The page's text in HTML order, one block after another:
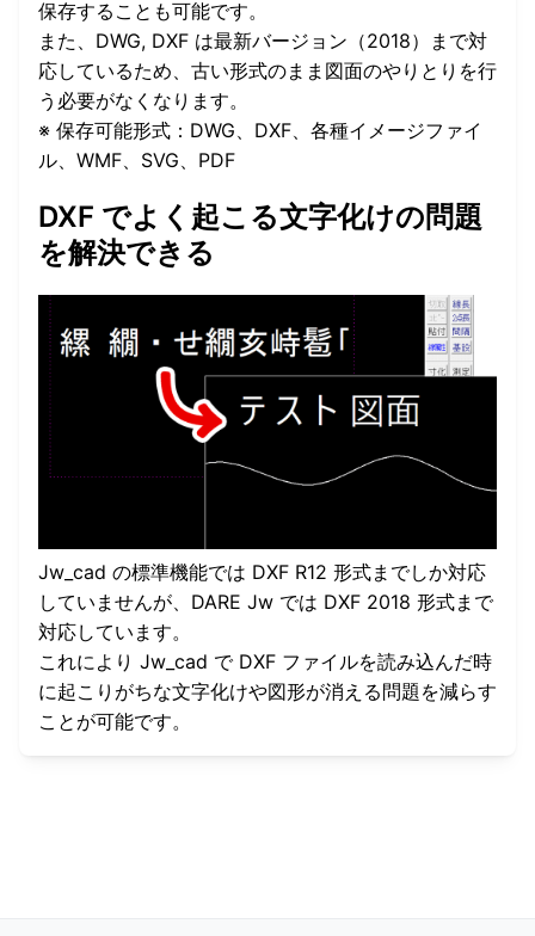
保存することも可能です。
また、DWG, DXF は最新バージョン（2018）まで対
応しているため、古い形式のまま図面のやりとりを行
う必要がなくなります。
※ 保存可能形式：DWG、DXF、各種イメージファイ
ル、WMF、SVG、PDF
DXF でよく起こる文字化けの問題
を解決できる
Jw_cad の標準機能では DXF R12 形式までしか対応
していませんが、DARE Jw では DXF 2018 形式まで
対応しています。
これにより Jw_cad で DXF ファイルを読み込んだ時
に起こりがちな文字化けや図形が消える問題を減らす
ことが可能です。